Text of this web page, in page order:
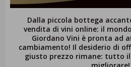
Dalla piccola bottega
vendita di vini online: il
Giordano Vini è pronta ad
cambiamento! Il desiderio di
giusto prezzo rimane: tutto